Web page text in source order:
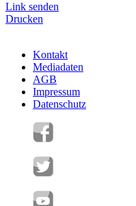
Link senden
Drucken
Kontakt
Mediadaten
AGB
Impressum
Datenschutz